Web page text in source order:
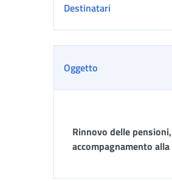
Destinatari
Oggetto
Rinnovo delle
accompagnamento